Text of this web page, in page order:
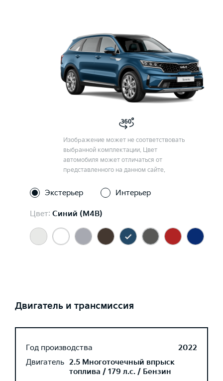
Изображение может не соответствовать
выбранной комплектации. Цвет
автомобиля может отличаться от
представленного на данном сайте.
Экстерьер Интерьер
Цвет: Синий (M4B)
Двигатель и трансмиссия
Год производства
2022
Двигатель 2.5 Многоточечный впрыск
топлива / 179 л.с. / Бензин